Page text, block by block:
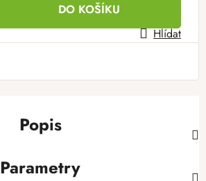
DO KOŠÍKU
Hlídat
Popis
Parametry